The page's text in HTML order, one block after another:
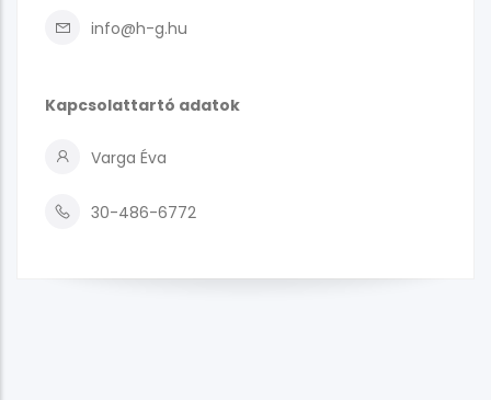
info@h-g.hu
Kapcsolattartó adatok
Varga Éva
30-486-6772